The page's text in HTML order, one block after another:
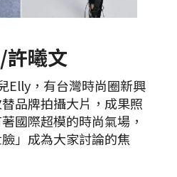
許曦文
Elly，有台灣時尚圈新興
品牌拍攝大片，成果照
國際超模的時尚氣場，
」成為大家討論的焦